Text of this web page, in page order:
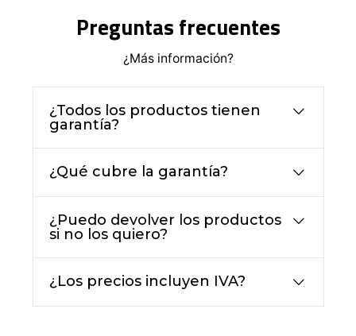
Preguntas frecuentes
¿Más información?
¿Todos los productos tienen
garantía?
¿Qué cubre la garantía?
¿Puedo devolver los productos
si no los quiero?
¿Los precios incluyen IVA?